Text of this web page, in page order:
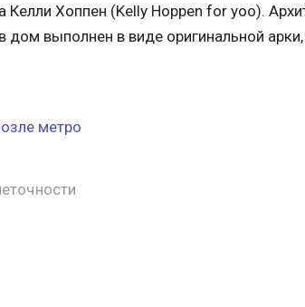
Хоппен (Kelly Hoppen for yoo).
выполнен в виде оригинальной
метро